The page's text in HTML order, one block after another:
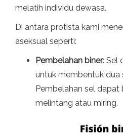
melatih individu dewasa.
Di antara protista kami
aseksual seperti:
Pembelahan biner: Sel
untuk membentuk dua
Pembelahan sel dapat
melintang atau miring.